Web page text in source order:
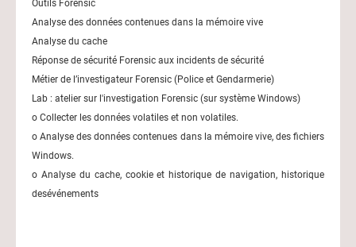
Outils Forensic
Analyse des données contenues dans la mémoire vive
Analyse du cache
Réponse de sécurité Forensic aux incidents de sécurité
Métier de l’investigateur Forensic (Police et Gendarmerie)
Lab : atelier sur l'investigation Forensic (sur système Windows)
o Collecter les données volatiles et non volatiles.
o Analyse des données contenues dans la mémoire vive, des fichiers
Windows.
o Analyse du cache, cookie et historique de navigation, historique
desévénements